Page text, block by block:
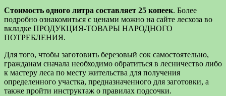
Стоимость одного литра составляет 25 копеек. Более
подробно ознакомиться с ценами можно на сайте лесхоза во
вкладке ПРОДУКЦИЯ-ТОВАРЫ НАРОДНОГО
ПОТРЕБЛЕНИЯ.
Для того, чтобы заготовить березовый сок самостоятельно,
гражданам сначала необходимо обратиться в лесничество либо
к мастеру леса по месту жительства для получения
определенного участка, предназначенного для заготовки, а
также пройти инструктаж о правилах подсочки.